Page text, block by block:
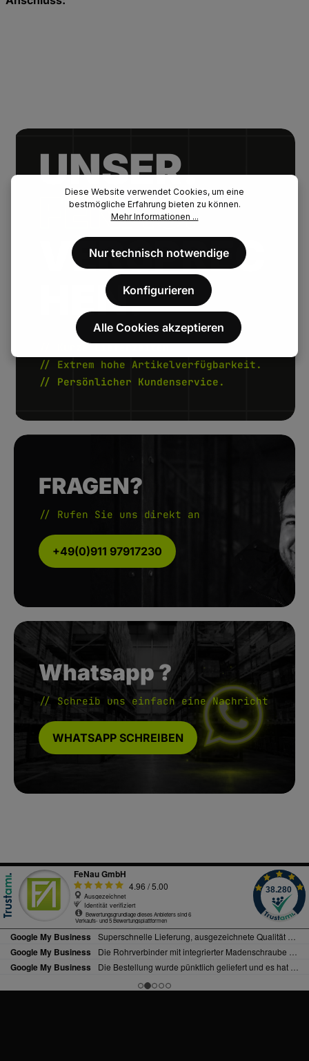
UNSER.
FENAU.
VERSPREC
HEN.
// Kurze Lieferzeiten.
// Extrem hohe Artikelverfügbarkeit.
// Persönlicher Kundenservice.
FRAGEN?
// Rufen Sie uns direkt an
+49(0)911 97917230
Whatsapp ?
// Schreib uns einfach eine Nachricht
WHATSAPP SCHREIBEN
Diese Website verwendet Cookies, um eine
bestmögliche Erfahrung bieten zu können.
Mehr Informationen ...
Nur technisch notwendige
Konfigurieren
Alle Cookies akzeptieren